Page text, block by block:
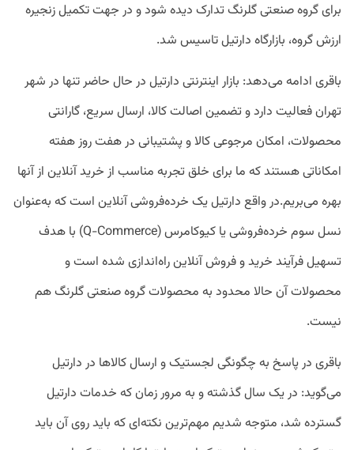
برای گروه صنعتی گلرنگ تدارک دیده شود و در جهت تکمیل زنجیره
ارزش گروه، بازارگاه دارتیل تاسیس شد.
باقری ادامه می‌دهد: بازار اینترنتی دارتیل در حال حاضر تنها در شهر
تهران فعالیت دارد و تضمین اصالت کالا، ارسال سریع، گارانتی
محصولات، امکان مرجوعی کالا و پشتیبانی در هفت روز هفته
امکاناتی هستند که ما برای خلق تجربه مناسب از خرید آنلاین از آنها
بهره می‌بریم.در واقع دارتیل یک خرده‌فروشی آنلاین است که به‌عنوان
نسل سوم خرده‌فروشی یا کیوکامرس (Q-Commerce) با هدف
تسهیل فرآیند خرید و فروش آنلاین راه‌اندازی شده است و
محصولات آن حالا محدود به محصولات گروه صنعتی گلرنگ هم
نیست.
باقری در پاسخ به چگونگی لجستیک و ارسال کالاها در دارتیل
می‌گوید: در یک سال گذشته و به مرور زمان که خدمات دارتیل
گسترده شد، متوجه شدیم مهم‌ترین نکته‌ای که باید روی آن باید